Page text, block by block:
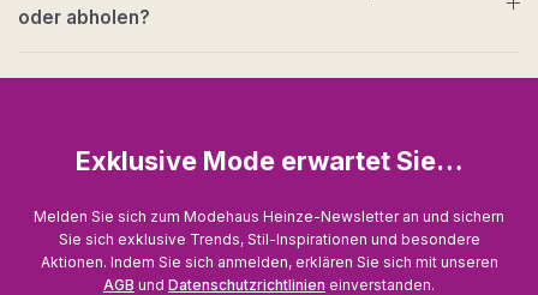
oder abholen?
Exklusive Mode erwartet Sie…
Melden Sie sich zum Modehaus Heinze-Newsletter an und sichern
Sie sich exklusive Trends, Stil-Inspirationen und besondere
Aktionen. Indem Sie sich anmelden, erklären Sie sich mit unseren
AGB und Datenschutzrichtlinien einverstanden.